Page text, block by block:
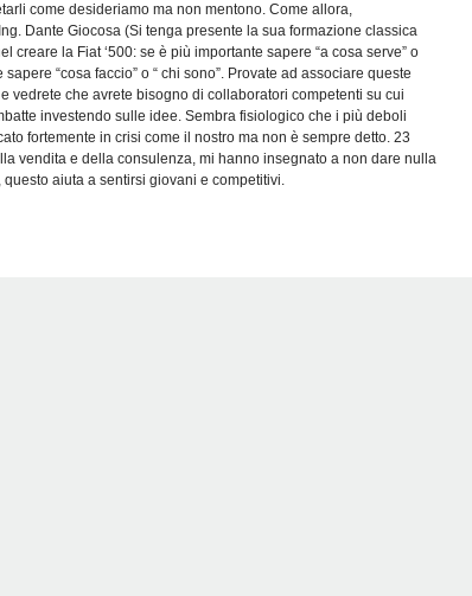
come desideriamo ma non mentono. Come allora,
Dante Giocosa (Si tenga presente la sua formazione classica
creare la Fiat ‘500: se è più importante sapere “a cosa serve” o
sapere “cosa faccio” o “ chi sono”. Provate ad associare queste
vedrete che avrete bisogno di collaboratori competenti su cui
investendo sulle idee. Sembra fisiologico che i più deboli
fortemente in crisi come il nostro ma non è sempre detto. 23
vendita e della consulenza, mi hanno insegnato a non dare nulla
aiuta a sentirsi giovani e competitivi.